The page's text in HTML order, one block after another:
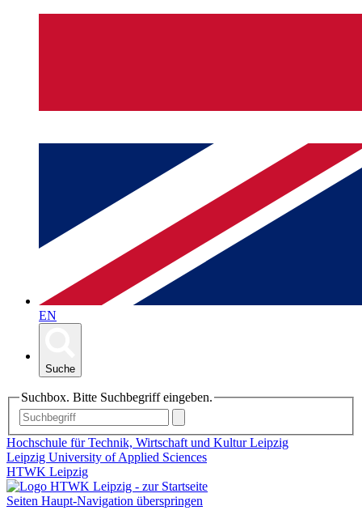
EN
Suche
Suchbox. Bitte Suchbegriff eingeben.
Hochschule für Technik, Wirtschaft und Kultur Leipzig
Leipzig University of Applied Sciences
HTWK Leipzig
Seiten Haupt-Navigation überspringen